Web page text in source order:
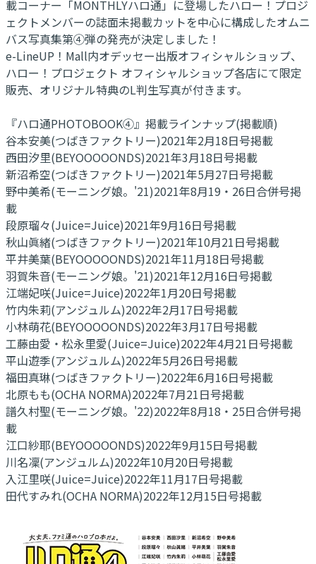
載コーナー「MONTHLYハロ通」に登場したハロー！プロジ
ェクトメンバーの誌面未掲載カットを中心に構成したオムニ
バス写真集第④弾の発売が決定しました！
e-LineUP！Mall内オデッセー出版オフィシャルショップ、
ハロー！プロジェクト オフィシャルショップ各店にて限定
販売、オリジナル特典のL判生写真が付きます。
『ハロ通PHOTOBOOK④』掲載ラインナップ(掲載順)
谷本安美(つばきファクトリー)2021年2月18日号掲載
西田汐里(BEYOOOOONDS)2021年3月18日号掲載
新沼希空(つばきファクトリー)2021年5月27日号掲載
野中美希(モーニング娘。'21)2021年8月19・26日合併号掲
載
段原瑠々(Juice=Juice)2021年9月16日号掲載
秋山眞緒(つばきファクトリー)2021年10月21日号掲載
平井美葉(BEYOOOOONDS)2021年11月18日号掲載
羽賀朱音(モーニング娘。'21)2021年12月16日号掲載
江端妃咲(Juice=Juice)2022年1月20日号掲載
竹内朱莉(アンジュルム)2022年2月17日号掲載
小林萌花(BEYOOOOONDS)2022年3月17日号掲載
工藤由愛・松永里愛(Juice=Juice)2022年4月21日号掲載
平山遊季(アンジュルム)2022年5月26日号掲載
福田真琳(つばきファクトリー)2022年6月16日号掲載
北原もも(OCHA NORMA)2022年7月21日号掲載
譜久村聖(モーニング娘。'22)2022年8月18・25日合併号掲
載
江口紗耶(BEYOOOOONDS)2022年9月15日号掲載
川名凜(アンジュルム)2022年10月20日号掲載
入江里咲(Juice=Juice)2022年11月17日号掲載
田代すみれ(OCHA NORMA)2022年12月15日号掲載